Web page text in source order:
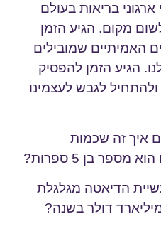
בריאות בעולם
מקום. הגיע הזמן
האמיתיים שמובילים
הגיע הזמן להפסיק
לגבש לעצמינו
איך זה שכמות
בן 5 ספרות?
הדיאטה מגלגלת